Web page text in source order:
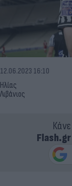
Ηλίας
Λιβάνιος
12.06.2023 16:10
Flash.gr